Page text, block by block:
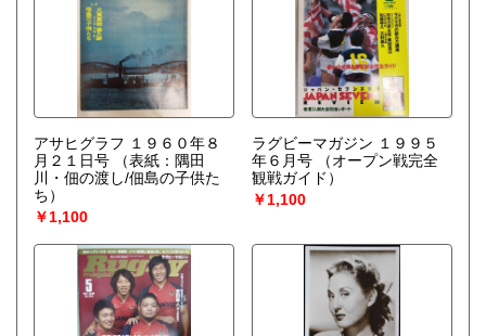
アサヒグラフ １９６０年８
月２１日号
（表紙：隅田
川・佃の渡し/佃島の子供た
ち）
￥1,100
ラグビーマガジン １９９５
年６月号
（オープン戦完全
観戦ガイド）
￥1,100